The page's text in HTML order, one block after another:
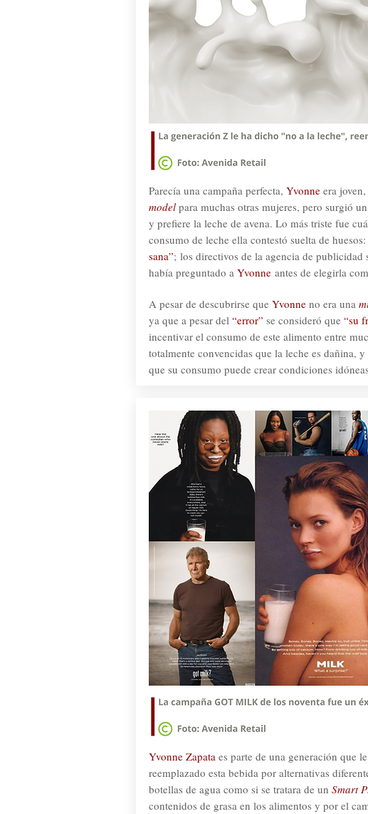
Parecía una campaña perfecta, Yvonneera joven,
modelpara muchas otras mujeres, pero surgió un
y prefiere la leche de avena. Lo más triste fue
consumo de leche ella contestó suelta de huesos:
sana”;los directivos de la agencia de publicidad
había preguntado a Yvonneantes de elegirla
A pesar de descubrirse que Yvonneno era una
ya que a pesar del “error” se consideró que “su
incentivar el consumo de este alimento entre
totalmente convencidas que la leche es dañina,
que su consumo puede crear condiciones
Yvonne Zapataes parte de una generación que
reemplazado esta bebida por alternativas
botellas de agua como si se tratara de un Smart
contenidos de grasa en los alimentos y por el